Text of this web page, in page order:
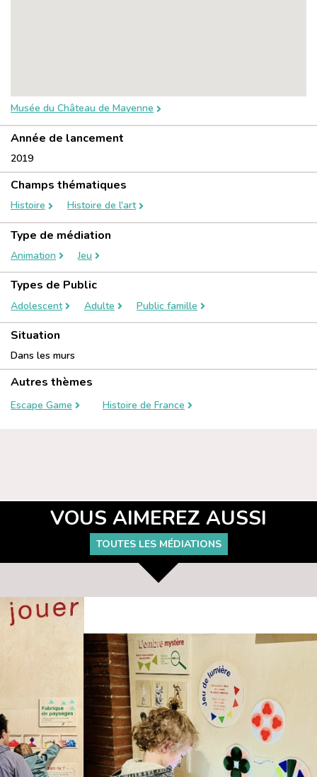
Musée du Château de Mayenne
Année de lancement
2019
Champs thématiques
Histoire Histoire de l'art
Type de médiation
Animation Jeu
Types de Public
Adolescent Adulte Public famille
Situation
Dans les murs
Autres thèmes
Escape Game Histoire de France
VOUS AIMEREZ AUSSI
TOUTES LES MÉDIATIONS